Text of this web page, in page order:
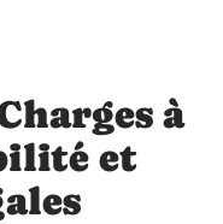
à
et